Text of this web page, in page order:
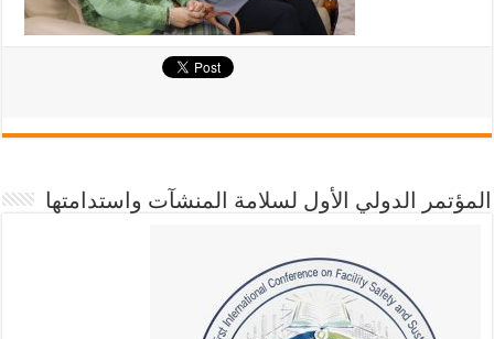
المؤتمر الدولي الأول لسلامة المنشآت واستدامتها